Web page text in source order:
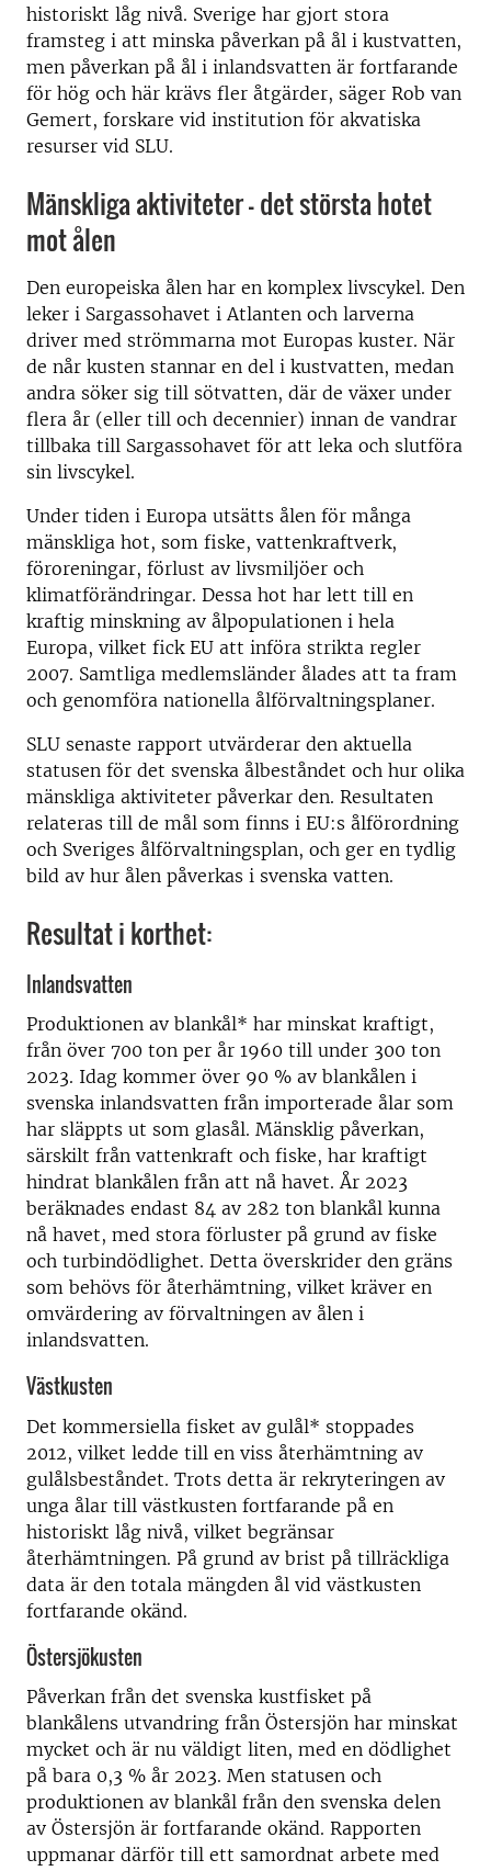
historiskt låg nivå. Sverige har gjort stora
framsteg i att minska påverkan på ål i kustvatten,
men påverkan på ål i inlandsvatten är fortfarande
för hög och här krävs fler åtgärder, säger Rob van
Gemert, forskare vid institution för akvatiska
resurser vid SLU.
Mänskliga aktiviteter – det största hotet
mot ålen
Den europeiska ålen har en komplex livscykel. Den
leker i Sargassohavet i Atlanten och larverna
driver med strömmarna mot Europas kuster. När
de når kusten stannar en del i kustvatten, medan
andra söker sig till sötvatten, där de växer under
flera år (eller till och decennier) innan de vandrar
tillbaka till Sargassohavet för att leka och slutföra
sin livscykel.
Under tiden i Europa utsätts ålen för många
mänskliga hot, som fiske, vattenkraftverk,
föroreningar, förlust av livsmiljöer och
klimatförändringar. Dessa hot har lett till en
kraftig minskning av ålpopulationen i hela
Europa, vilket fick EU att införa strikta regler
2007. Samtliga medlemsländer ålades att ta fram
och genomföra nationella ålförvaltningsplaner.
SLU senaste rapport utvärderar den aktuella
statusen för det svenska ålbeståndet och hur olika
mänskliga aktiviteter påverkar den. Resultaten
relateras till de mål som finns i EU:s ålförordning
och Sveriges ålförvaltningsplan, och ger en tydlig
bild av hur ålen påverkas i svenska vatten.
Resultat i korthet:
Inlandsvatten
Produktionen av blankål* har minskat kraftigt,
från över 700 ton per år 1960 till under 300 ton
2023. Idag kommer över 90 % av blankålen i
svenska inlandsvatten från importerade ålar som
har släppts ut som glasål. Mänsklig påverkan,
särskilt från vattenkraft och fiske, har kraftigt
hindrat blankålen från att nå havet. År 2023
beräknades endast 84 av 282 ton blankål kunna
nå havet, med stora förluster på grund av fiske
och turbindödlighet. Detta överskrider den gräns
som behövs för återhämtning, vilket kräver en
omvärdering av förvaltningen av ålen i
inlandsvatten.
Västkusten
Det kommersiella fisket av gulål* stoppades
2012, vilket ledde till en viss återhämtning av
gulålsbeståndet. Trots detta är rekryteringen av
unga ålar till västkusten fortfarande på en
historiskt låg nivå, vilket begränsar
återhämtningen. På grund av brist på tillräckliga
data är den totala mängden ål vid västkusten
fortfarande okänd.
Östersjökusten
Påverkan från det svenska kustfisket på
blankålens utvandring från Östersjön har minskat
mycket och är nu väldigt liten, med en dödlighet
på bara 0,3 % år 2023. Men statusen och
produktionen av blankål från den svenska delen
av Östersjön är fortfarande okänd. Rapporten
uppmanar därför till ett samordnat arbete med